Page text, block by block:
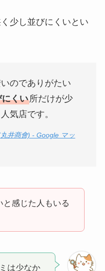
少し並びにくいとい
のでありがたい
くい所だけが少
気店です。
井商會) - Google マッ
と感じた人もいる
は少なか